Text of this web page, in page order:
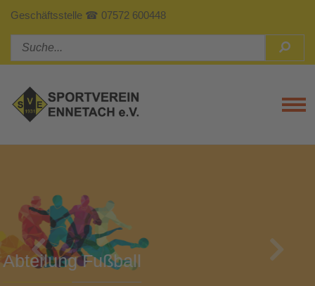
Geschäftsstelle ☎ 07572 600448
Abteilung Turnen
Previous